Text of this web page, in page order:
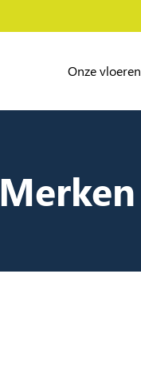
Onze vloeren
Merken